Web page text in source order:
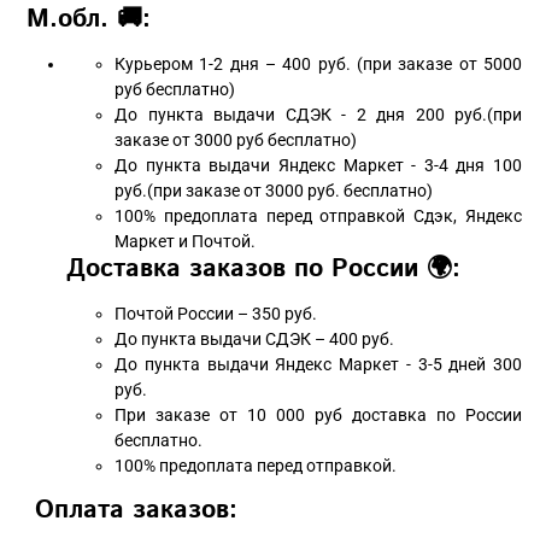
М.обл. 🚚:
Курьером 1-2 дня – 400 руб. (при заказе от 5000
руб бесплатно)
До пункта выдачи СДЭК - 2 дня 200 руб.(при
заказе от 3000 руб бесплатно)
До пункта выдачи Яндекс Маркет - 3-4 дня 100
руб.(при заказе от 3000 руб. бесплатно)
100% предоплата перед отправкой Сдэк, Яндекс
Маркет и Почтой.
Доставка заказов по России 🌍:
Почтой России – 350 руб.
До пункта выдачи СДЭК – 400 руб.
До пункта выдачи Яндекс Маркет - 3-5 дней 300
руб.
При заказе от 10 000 руб доставка по России
бесплатно.
100% предоплата перед отправкой.
Оплата заказов: